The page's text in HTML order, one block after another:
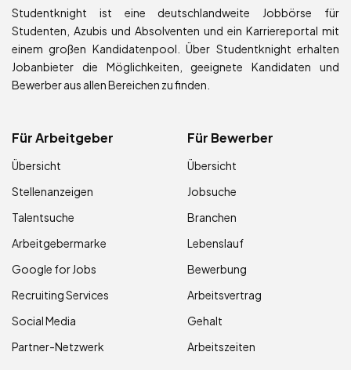
Studentknight ist eine deutschlandweite Jobbörse für
Studenten, Azubis und Absolventen und ein Karriereportal mit
einem großen Kandidatenpool. Über Studentknight erhalten
Jobanbieter die Möglichkeiten, geeignete Kandidaten und
Bewerber aus allen Bereichen zu finden.
Für Arbeitgeber
Übersicht
Stellenanzeigen
Talentsuche
Arbeitgebermarke
Google for Jobs
Recruiting Services
Social Media
Partner-Netzwerk
Für Bewerber
Übersicht
Jobsuche
Branchen
Lebenslauf
Bewerbung
Arbeitsvertrag
Gehalt
Arbeitszeiten